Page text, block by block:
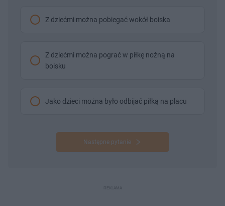
Z dziećmi można pobiegać wokół boiska
Z dziećmi można pograć w piłkę nożną na
boisku
Jako dzieci można było odbijać piłką na placu
Następne pytanie